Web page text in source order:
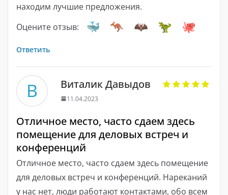
находим лучшие предложения.
Оцените отзыв:
Ответить
В Виталик Давыдов
11.04.2023
Отличное место, часто сдаем здесь
помещение для деловых встреч и
конференций
Отличное место, часто сдаем здесь помещение
для деловых встреч и конференций. Нареканий
у нас нет, люди работают контактами, обо всем